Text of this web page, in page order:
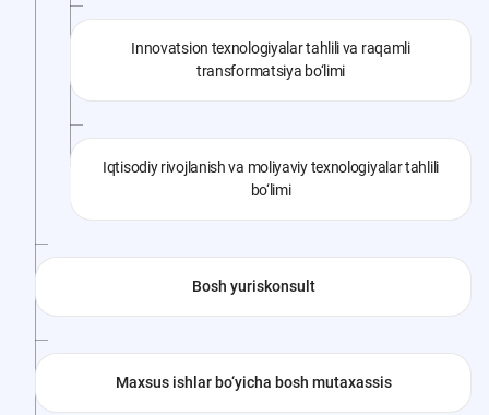
Innovatsion texnologiyalar tahlili va raqamli
transformatsiya bo‘limi
Iqtisodiy rivojlanish va moliyaviy texnologiyalar tahlili
bo‘limi
Bosh yuriskonsult
Maxsus ishlar bo‘yicha bosh mutaxassis